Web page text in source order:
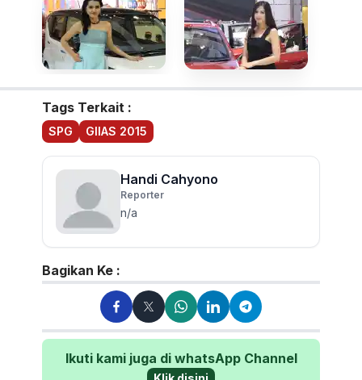
Tags Terkait :
SPG GIIAS 2015
Handi Cahyono
Reporter
n/a
Bagikan Ke :
Ikuti kami juga di whatsApp Channel